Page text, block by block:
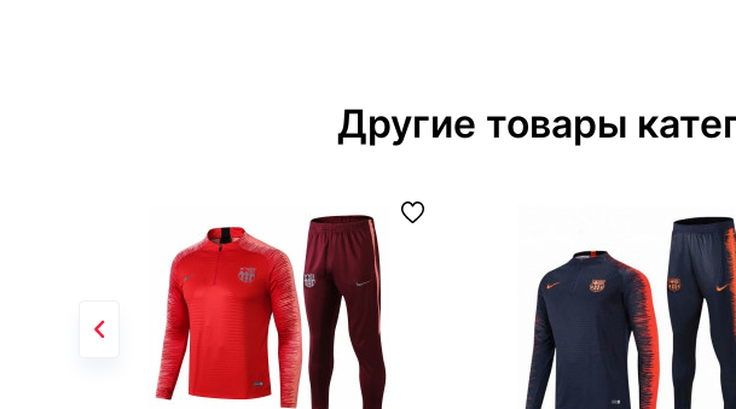
Другие товары